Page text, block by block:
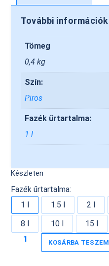
További információk
Tömeg
0,4 kg
Szín:
Piros
Fazék űrtartalma:
1 l
Készleten
Fazék űrtartalma:
1 l
1.5 l 2 l
8 l
10 l 15 l
KOSÁRBA TESZEM